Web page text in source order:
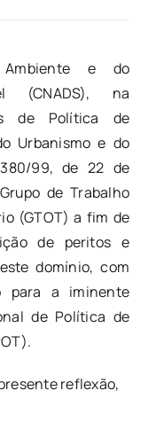
e do
(CNADS), na
de Política de
Urbanismo e do
99, de 22 de
de Trabalho
(GTOT) a fim de
de peritos e
domínio, com
a iminente
de Política de
reflexão,